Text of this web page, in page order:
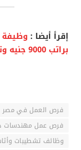
إقرأ أيضا :
براتب 9000 جنيه وتأمينات كاملة
فرص العمل في مصر
فرص عمل مهندسات
وظائف تشطيبات